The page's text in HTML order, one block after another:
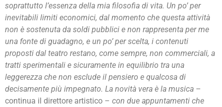
soprattutto l’essenza della mia filosofia di vita. Un po’ per
inevitabili limiti economici, dal momento che questa attività
non è sostenuta da soldi pubblici e non rappresenta per me
una fonte di guadagno, e un po’ per scelta, i contenuti
proposti dal teatro restano, come sempre, non commerciali, a
tratti sperimentali e sicuramente in equilibrio tra una
leggerezza che non esclude il pensiero e qualcosa di
decisamente più impegnato. La novità vera è la musica –
continua il direttore artistico – con due appuntamenti che